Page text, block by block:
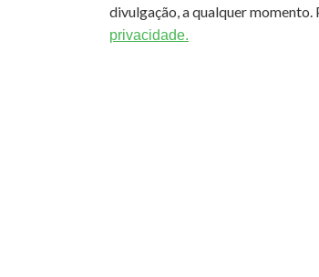
divulgação, a qualquer momento.
privacidade.